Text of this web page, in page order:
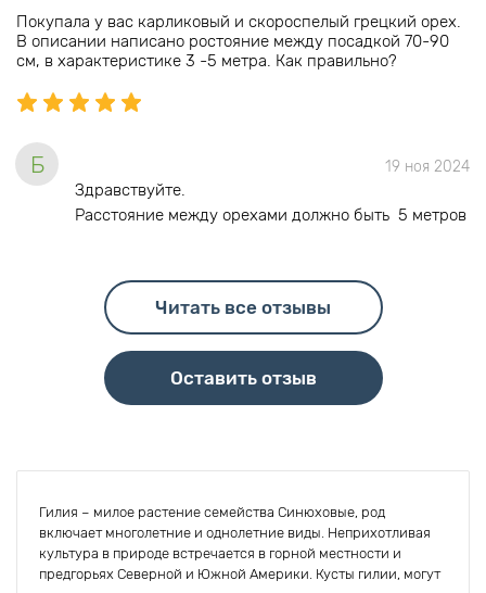
Покупала у вас карликовый и скороспелый грецкий орех.
В описании написано ростояние между посадкой 70-90
см, в характеристике 3 -5 метра. Как правильно?
Б 19 ноя 2024
Здравствуйте.
Расстояние между орехами должно быть 5 метров
Читать все отзывы
Оставить отзыв
Гилия – милое растение семейства Синюховые, род
включает многолетние и однолетние виды. Неприхотливая
культура в природе встречается в горной местности и
предгорьях Северной и Южной Америки. Кусты гилии, могут